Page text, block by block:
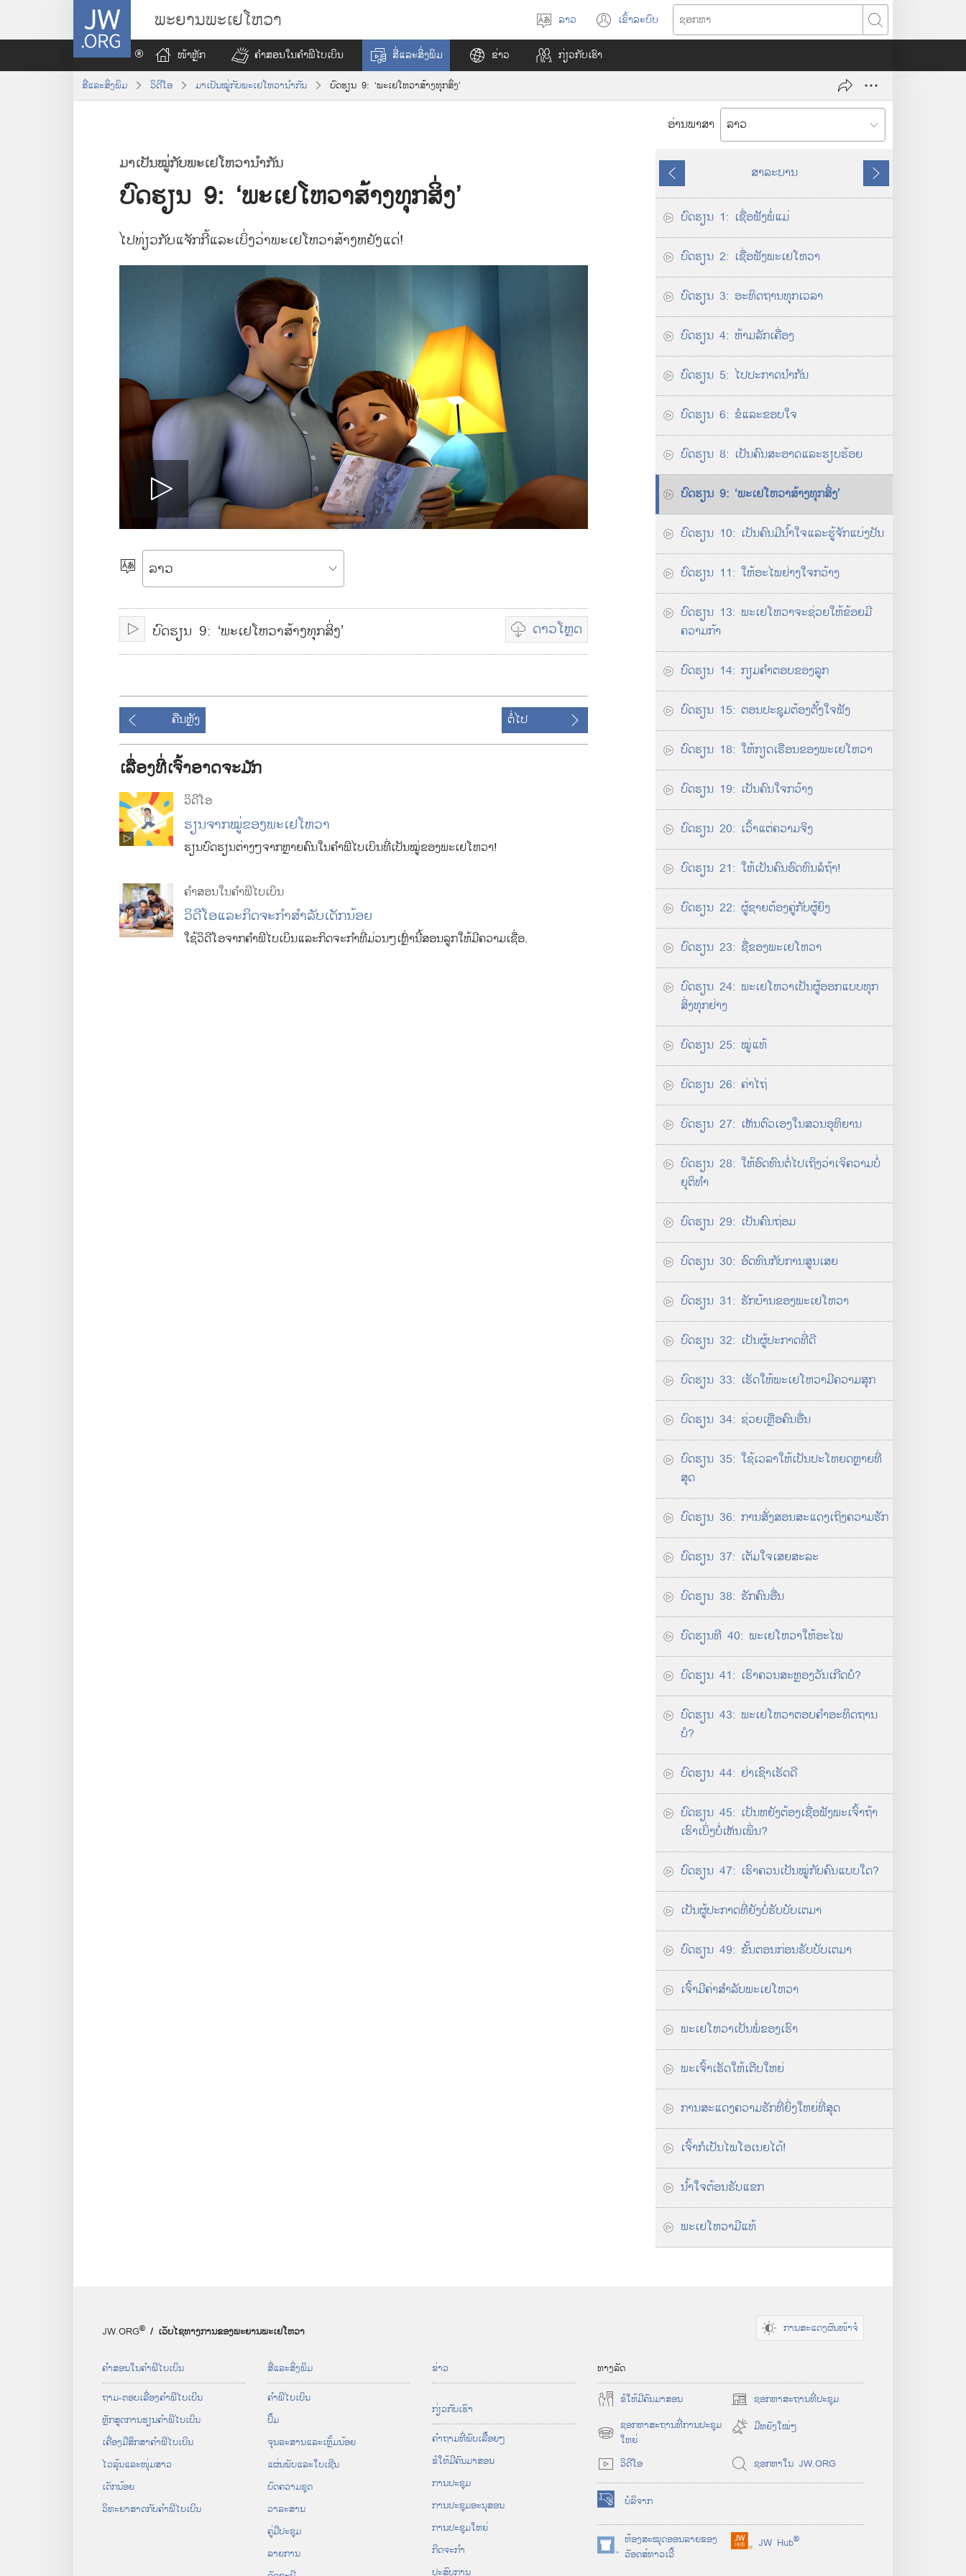
G
ພະຍານພະເຢໂຫວາ
ເ
ລື
ອ
ກ
າ
ລາວ ເຂົ້າລະບົບ
(
o
e
s
ຊ
ອ
ຫ
າ
ໜ້າ​ຫຼັກ ຄຳ​ສອນ​ໃນ​ຄຳພີ​ໄບເບິນ ສື່​ແລະ​ສິ່ງ​ພິມ ຂ່າວ ກ່ຽວກັບ​ເຮົາ
ສື່​ແລະ​ສິ່ງ​ພິມ ວິດີໂອ ມາ​ເປັນ​ໝູ່​ກັບ​ພະ​ເຢໂຫວາ​ນຳ​ກັນ ບົດຮຽນ 9: ‘ພະເຢໂຫວາ​ສ້າງ​ທຸກ​ສິ່ງ’
ອ່ານພາສາ
ມາ​ເປັນ​ໝູ່​ກັບ​ພະເຢໂຫວາ​ນຳ​ກັນ
ບົດຮຽນ 9: ‘ພະເຢໂຫວາ​ສ້າງ​ທຸກ​ສິ່ງ’
ໄປ​ທ່ຽວ​ກັບ​ແຈັກກີ້​ແລະ​ເບິ່ງ​ວ່າ​ພະເຢໂຫວາ​ສ້າງ​ຫຍັງ​ແດ່!
P
l
a
v
i
d
e
o
ເ
ອ
ກ
ພ
ສ
ເ
ປີ
ບົດຮຽນ 9: ‘ພະເຢໂຫວາສ້າງທຸກສິ່ງ’ ດາວໂຫຼດ
ທ
າ
ເ
ລື
ອ
ວິ
ດີ
ຄືນຫຼັງ ຕໍ່ໄປ
ເລື່ອງທີ່ເຈົ້າອາດຈະມັກ
ວິດີໂອ
ຮຽນ​ຈາກ​ໝູ່​ຂອງ​ພະ​ເຢໂຫວາ
ຮຽນ​ບົດຮຽນ​ຕ່າງໆ​ຈາກ​ຫຼາຍ​ຄົນ​ໃນ​ຄຳພີ​ໄບເບິນ​ທີ່​ເປັນ​ໝູ່​ຂອງ​ພະ​ເຢໂຫວາ!
ຄຳ​ສອນ​ໃນ​ຄຳພີ​ໄບເບິນ
ວິດີໂອ​ແລະ​ກິດຈະກຳ​ສຳລັບ​ເດັກນ້ອຍ
ໃຊ້​ວິດີໂອ​ຈາກ​ຄຳພີ​ໄບເບິນ​ແລະ​ກິດຈະກຳ​ທີ່​ມ່ວນ​ໆ​ເຫຼົ່າ​ນີ້​ສອນ​ລູກ​ໃຫ້​ມີ​ຄວາມ​ເຊື່ອ.
ຄື
ນ
ຫຼັ
ງ
ສາລະບານ
ຕໍ່
ໄ
ບົດຮຽນ 1: ເຊື່ອ​ຟັງ​ພໍ່​ແມ່
ບົດຮຽນ 2: ເຊື່ອ​ຟັງ​ພະເຢໂຫວາ
ບົດຮຽນ 3: ອະທິດຖານ​ທຸກ​ເວລາ
ບົດ​ຮຽນ 4: ຫ້າມ​ລັກ​ເຄື່ອງ
ບົດ​ຮຽນ 5: ໄປ​ປະກາດ​ນຳ​ກັນ
ບົດ​ຮຽນ 6: ຂໍ​ແລະ​ຂອບໃຈ
ບົດ​ຮຽນ 8: ເປັນ​ຄົນ​ສະອາດ​ແລະ​ຮຽບຮ້ອຍ
ບົດຮຽນ 9: ‘ພະເຢໂຫວາ​ສ້າງ​ທຸກ​ສິ່ງ’
ບົດ​ຮຽນ 10: ເປັນ​ຄົນ​ມີ​ນ້ຳໃຈ​ແລະ​ຮູ້​ຈັກ​ແບ່ງ​ປັນ
ບົດ​ຮຽນ 11: ໃຫ້​ອະໄພ​ຢ່າງ​ໃຈ​ກວ້າງ
ບົດຮຽນ 13: ພະເຢໂຫວາ​ຈະ​ຊ່ວຍ​ໃຫ້​ຂ້ອຍ​ມີ​
ຄວາມ​ກ້າ
ບົດ​ຮຽນ 14: ກຽມ​ຄຳ​ຕອບ​ຂອງ​ລູກ
ບົດ​ຮຽນ 15: ຕອນ​ປະຊຸມ​ຕ້ອງ​ຕັ້ງໃຈ​ຟັງ
ບົດ​ຮຽນ 18: ໃຫ້​ກຽດ​ເຮືອນ​ຂອງ​ພະ​ເຢໂຫວາ
ບົດ​ຮຽນ 19: ເປັນ​ຄົນ​ໃຈ​ກວ້າງ
ບົດຮຽນ 20: ເວົ້າ​ແຕ່​ຄວາມຈິງ
ບົດ​ຮຽນ 21: ໃຫ້​ເປັນ​ຄົນ​ອົດທົນ​ລໍ​ຖ້າ!
ບົດຮຽນ 22: ຜູ້​ຊາຍ​ຕ້ອງ​ຄູ່​ກັບ​ຜູ້ຍິງ
ບົດ​ຮຽນ 23: ຊື່​ຂອງ​ພະ​ເຢໂຫວາ
ບົດ​ຮຽນ 24: ພະ​ເຢໂຫວາ​ເປັນ​ຜູ້​ອອກ​ແບບ​ທຸກ​
ສິ່ງ​ທຸກ​ຢ່າງ
ບົດ​ຮຽນ 25: ໝູ່​ແທ້
ບົດຮຽນ 26: ຄ່າໄຖ່
ບົດຮຽນ 27: ເຫັນ​ຕົວ​ເອງ​ໃນ​ສວນ​ອຸທິຍານ
ບົດຮຽນ 28: ໃຫ້​ອົດທົນ​ຕໍ່ໄປ​ເຖິງ​ວ່າ​ເຈິ​ຄວາມ​ບໍ່​
ຍຸຕິທຳ
ບົດຮຽນ 29: ເປັນ​ຄົນ​ຖ່ອມ
ບົດຮຽນ 30: ອົດທົນ​ກັບ​ການ​ສູນ​ເສຍ
ບົດຮຽນ 31: ຮັກ​ບ້ານ​ຂອງ​ພະເຢໂຫວາ
ບົດ​ຮຽນ 32: ເປັນ​ຜູ້​ປະກາດ​ທີ່​ດີ
ບົດຮຽນ 33: ເຮັດ​ໃຫ້​ພະເຢໂຫວາ​ມີ​ຄວາມສຸກ
ບົດ​ຮຽນ 34: ຊ່ວຍ​ເຫຼືອ​ຄົນ​ອື່ນ
ບົດ​ຮຽນ 35: ໃຊ້​ເວລາ​ໃຫ້​ເປັນ​ປະໂຫຍດ​ຫຼາຍ​ທີ່​
ສຸດ
ບົດ​ຮຽນ 36: ການ​ສັ່ງ​ສອນ​ສະແດງ​ເຖິງ​ຄວາມ​ຮັກ
ບົດ​ຮຽນ 37: ເຕັມໃຈ​ເສຍ​ສະລະ
ບົດ​ຮຽນ 38: ຮັກ​ຄົນ​ອື່ນ
ບົດ​ຮຽນ​ທີ 40: ພະ​ເຢໂຫວາ​ໃຫ້​ອະໄພ
ບົດ​ຮຽນ 41: ເຮົາ​ຄວນ​ສະຫຼອງ​ວັນ​ເກີດ​ບໍ?
ບົດ​ຮຽນ 43: ພະ​ເຢໂຫວາ​ຕອບ​ຄຳ​ອະທິດຖານ​
ບໍ?
ບົດ​ຮຽນ 44: ຢ່າ​ເຊົາ​ເຮັດ​ດີ
ບົດ​ຮຽນ 45: ເປັນ​ຫຍັງ​ຕ້ອງ​ເຊື່ອຟັງ​ພະເຈົ້າ​ຖ້າ​
ເຮົາ​ເບິ່ງ​ບໍ່​ເຫັນ​ເພິ່ນ?
ບົດ​ຮຽນ 47: ເຮົາ​ຄວນ​ເປັນ​ໝູ່​ກັບ​ຄົນ​ແບບ​ໃດ?
ເປັນ​ຜູ້​ປະກາດ​ທີ່​ຍັງ​ບໍ່​ຮັບ​ບັບເຕມາ
ບົດ​ຮຽນ 49: ຂັ້ນ​ຕອນ​ກ່ອນ​ຮັບ​ບັບເຕມາ
ເຈົ້າ​ມີ​ຄ່າ​ສຳລັບ​ພະ​ເຢໂຫວາ
ພະ​ເຢໂຫວາ​ເປັນ​ພໍ່​ຂອງ​ເຮົາ
ພະເຈົ້າ​ເຮັດ​ໃຫ້​ເຕີບໃຫຍ່
ການ​ສະແດງ​ຄວາມ​ຮັກ​ທີ່​ຍິ່ງໃຫຍ່​ທີ່​ສຸດ
ເຈົ້າ​ກໍ​ເປັນ​ໄພໂອເນຍ​ໄດ້!
ນ້ຳໃຈ​ຕ້ອນຮັບ​ແຂກ
ພະ​ເຢໂຫວາ​ມີ​ແທ້
JW.ORG® / ເວັບໄຊທາງການຂອງພະຍານພະເຢໂຫວາ ການສະແດງຜົນໜ້າຈໍ
ຄຳ​ສອນ​ໃນ​ຄຳພີ​ໄບເບິນ
ຖາມ-ຕອບ​ເລື່ອງ​ຄຳພີ​ໄບເບິນ
ຫຼັກ​ສູດ​ການ​ຮຽນ​ຄຳ​ພີ​ໄບເບິນ
ເຄື່ອງ​ມື​ສຶກສາ​ຄຳພີ​ໄບເບິນ
ໄວລຸ້ນ​ແລະ​ໜຸ່ມສາວ
ເດັກນ້ອຍ
ວິທະຍາສາດ​ກັບ​ຄຳພີໄບເບິນ
ສື່​ແລະ​ສິ່ງ​ພິມ
ຄຳພີ​ໄບເບິນ
ປຶ້ມ
ຈຸນລະສານ​ແລະ​ເຫຼັ້ມ​ນ້ອຍ
ແຜ່ນພັບ​ແລະ​ໃບ​ເຊີນ
ບົດ​ຄວາມ​ຊຸດ
ວາລະສານ
ຄູ່ມື​ປະຊຸມ
ລາຍການ
ຂ່າວ
ກ່ຽວກັບ​ເຮົາ
ຄຳຖາມ​ທີ່​ພົບ​ເລື້ອຍໆ
ຂໍ​ໃຫ້​ມີ​ຄົນ​ມາ​ສອນ
ການ​ປະຊຸມ
ການ​ປະຊຸມ​ອະນຸສອນ
ການປະຊຸມໃຫຍ່
ກິດຈະກຳ
ທາງລັດ
ຂໍ​ໃຫ້​ມີ​ຄົນ​ມາ​ສອນ
ຊອກຫາສະຖານທີ່ປະຊຸມ
(
p
n
s
w
w
ຊອກຫາສະຖານທີ່ການປະຊຸມ
ໃຫຍ່
(
o
p
e
n
n
e
ມີ​ຫຍັງ​ໃໝ່ໆ
ວິດີໂອ ຊອກ​ຫາ​ໃນ JW.ORG
ບໍລິຈາກ
(
o
p
e
ຫ້ອງສະໝຸດອອນລາຍຂອງ
ວັອດສ໌ທາວເວີ້
(
JW Hub®
(